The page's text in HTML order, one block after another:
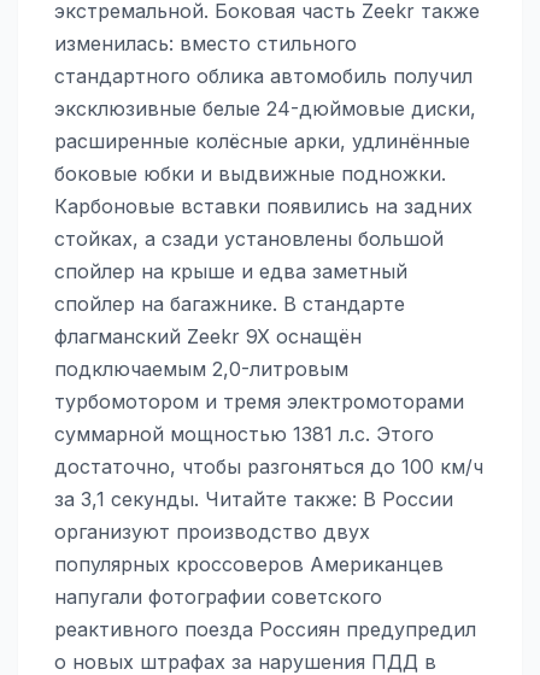
экстремальной. Боковая часть Zeekr также
изменилась: вместо стильного
стандартного облика автомобиль получил
эксклюзивные белые 24-дюймовые диски,
расширенные колёсные арки, удлинённые
боковые юбки и выдвижные подножки.
Карбоновые вставки появились на задних
стойках, а сзади установлены большой
спойлер на крыше и едва заметный
спойлер на багажнике. В стандарте
флагманский Zeekr 9X оснащён
подключаемым 2,0-литровым
турбомотором и тремя электромоторами
суммарной мощностью 1381 л.с. Этого
достаточно, чтобы разгоняться до 100 км/ч
за 3,1 секунды. Читайте также: В России
организуют производство двух
популярных кроссоверов Американцев
напугали фотографии советского
реактивного поезда Россиян предупредил
о новых штрафах за нарушения ПДД в